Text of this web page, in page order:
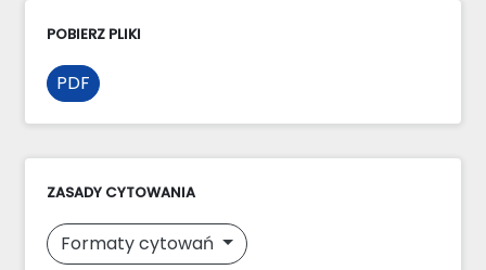
POBIERZ PLIKI
PDF
ZASADY CYTOWANIA
Formaty cytowań